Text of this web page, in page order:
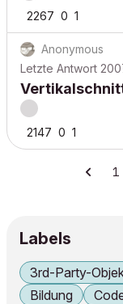
2267 0 1
Anonymous
Letzte Antwort
2147 0 1
1
Labels
3rd-Party-
Bildung